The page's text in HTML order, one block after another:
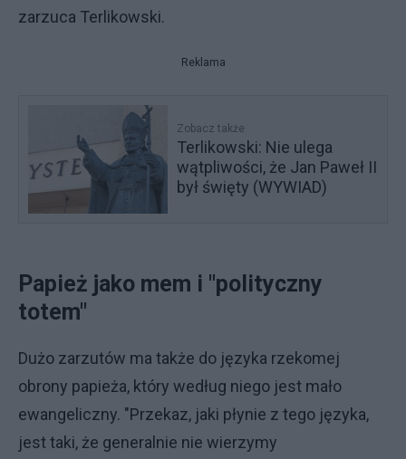
zarzuca Terlikowski.
Reklama
Zobacz także
Terlikowski: Nie ulega
wątpliwości, że Jan Paweł II
był święty (WYWIAD)
Papież jako mem i "polityczny
totem"
Dużo zarzutów ma także do języka rzekomej
obrony papieża, który według niego jest mało
ewangeliczny. "Przekaz, jaki płynie z tego języka,
jest taki, że generalnie nie wierzymy